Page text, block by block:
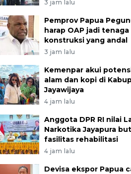
3 jam lalu
Pemprov Papua
harap OAP jadi tenaga
konstruksi yang andal
3 jam lalu
Kemenpar akui
alam dan kopi di
Jayawijaya
4 jam lalu
Anggota DPR RI nilai
Narkotika Jayapura
fasilitas rehabilitasi
4 jam lalu
Devisa ekspor Papua